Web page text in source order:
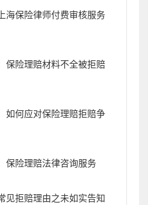
海保险律师付费审核服务
保险理赔材料不全被拒赔
如何应对保险理赔拒赔争
保险理赔法律咨询服务
见拒赔理由之未如实告知